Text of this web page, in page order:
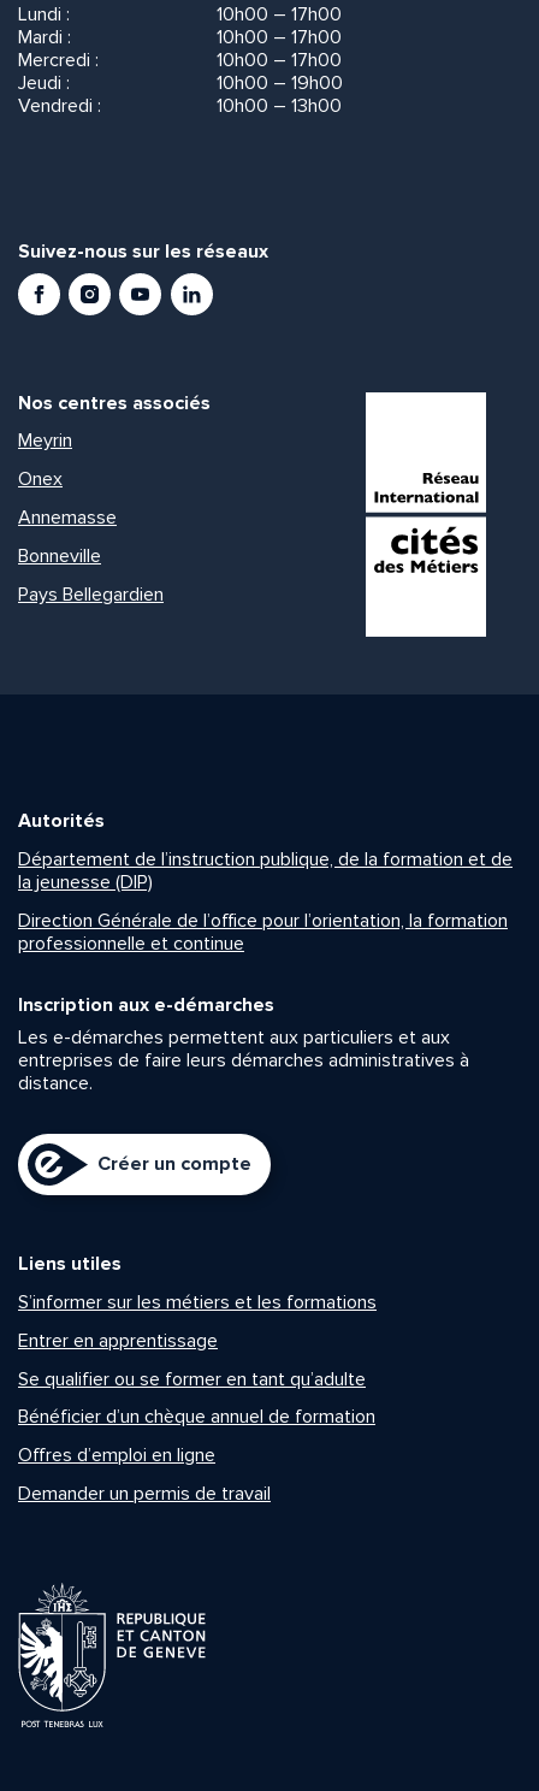
Lundi :
10h00 – 17h00
Mardi :
10h00 – 17h00
Mercredi :
10h00 – 17h00
Jeudi :
10h00 – 19h00
Vendredi :
10h00 – 13h00
Suivez-nous sur les réseaux
FacebookInstagramYoutubeLinkedIn
Nos centres associés
Meyrin
Onex
Annemasse
Bonneville
Pays Bellegardien
Autorités
Département de l’instruction publique, de la formation et de
la jeunesse (DIP)
Direction Générale de l’office pour l’orientation, la formation
professionnelle et continue
Inscription aux e-démarches
Les e-démarches permettent aux particuliers et aux
entreprises de faire leurs démarches administratives à
distance.
Créer un compte
Liens utiles
S’informer sur les métiers et les formations
Entrer en apprentissage
Se qualifier ou se former en tant qu’adulte
Bénéficier d’un chèque annuel de formation
Offres d’emploi en ligne
Demander un permis de travail